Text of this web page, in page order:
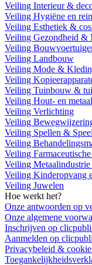
Veiling Interieur &
Veiling Hygiëne en
Veiling Esthetiek &
Veiling Gezondheid &
Veiling
Veiling Landbouw
Veiling Mode &
Veiling
Veiling Tuinbouw &
Veiling Hout- en
Veiling Verlichting
Veiling
Veiling Spellen &
Veiling
Veiling
Veiling
Veiling Kinderopvang
Veiling Juwelen
Hoe werkt het?
Onze antwoorden op
Onze algemene
Inschrijven op
Aanmelden op
Privacybeleid &